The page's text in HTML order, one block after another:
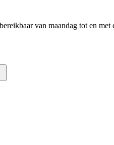
van maandag tot en met